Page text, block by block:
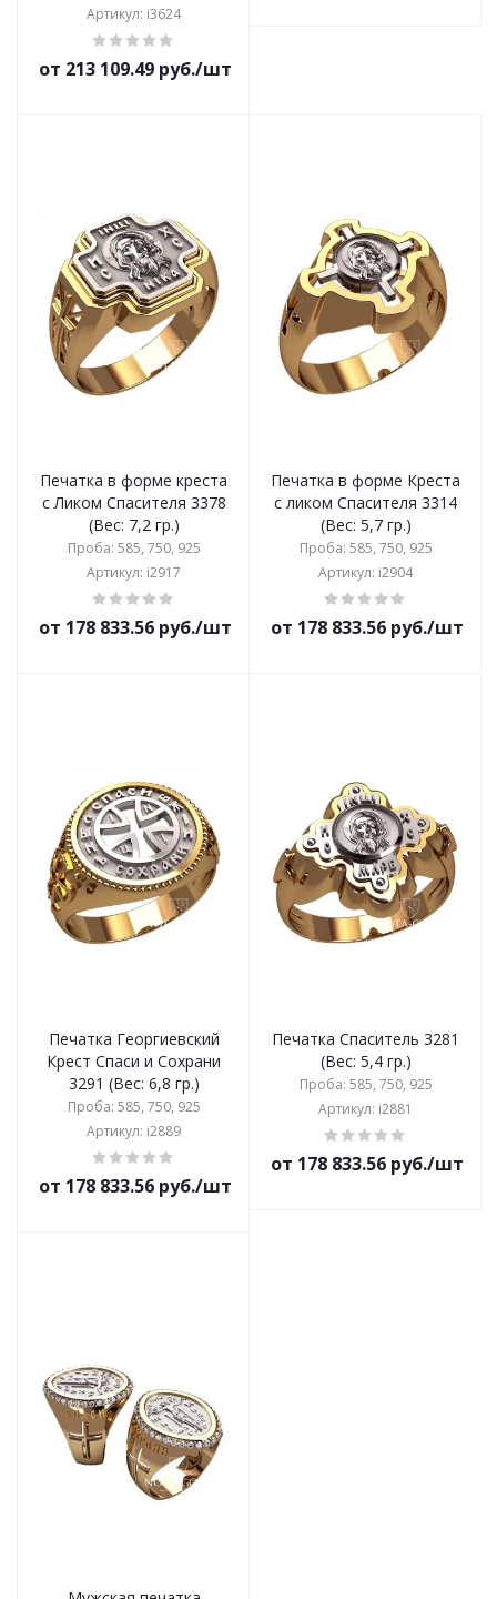
Артикул: i3624
от 213 109.49 руб./шт
Печатка в форме креста
с Ликом Спасителя 3378
(Вес: 7,2 гр.)
Проба: 585, 750, 925
Артикул: i2917
от 178 833.56 руб./шт
Печатка в форме Креста
с ликом Спасителя 3314
(Вес: 5,7 гр.)
Проба: 585, 750, 925
Артикул: i2904
от 178 833.56 руб./шт
Печатка Георгиевский
Крест Спаси и Сохрани
3291 (Вес: 6,8 гр.)
Проба: 585, 750, 925
Артикул: i2889
от 178 833.56 руб./шт
Печатка Спаситель 3281
(Вес: 5,4 гр.)
Проба: 585, 750, 925
Артикул: i2881
от 178 833.56 руб./шт